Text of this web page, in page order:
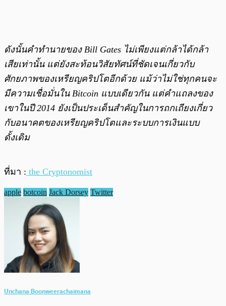
ดังนั้นคำทำนายของ Bill Gates ไม่เพียงแต่กล้าได้กล้า
เสียเท่านั้น แต่ยังสะท้อนวิสัยทัศน์ที่ชัดเจนเกี่ยวกับ
ศักยภาพของเหรียญคริปโตอีกด้วย แม้ว่าไม่ใช่ทุกคนจะ
มีความเชื่อมั่นใน Bitcoin แบบเดียวกัน แต่คำแถลงของ
เขาในปี 2014 ยังเป็นประเด็นสำคัญในการถกเถียงเกี่ยว
กับอนาคตของเหรียญคริปโตและระบบการเงินแบบ
ดั้งเดิม
ที่มา : the Cryptonomist
apple botcoin Jack Dorsey Twitter
Unchana Boonweerachaimana